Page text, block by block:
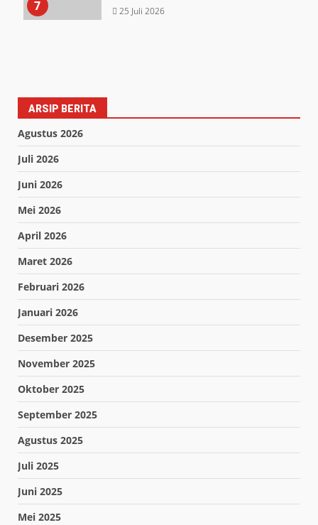
7 25 Juli 2026
ARSIP BERITA
Agustus 2026
Juli 2026
Juni 2026
Mei 2026
April 2026
Maret 2026
Februari 2026
Januari 2026
Desember 2025
November 2025
Oktober 2025
September 2025
Agustus 2025
Juli 2025
Juni 2025
Mei 2025